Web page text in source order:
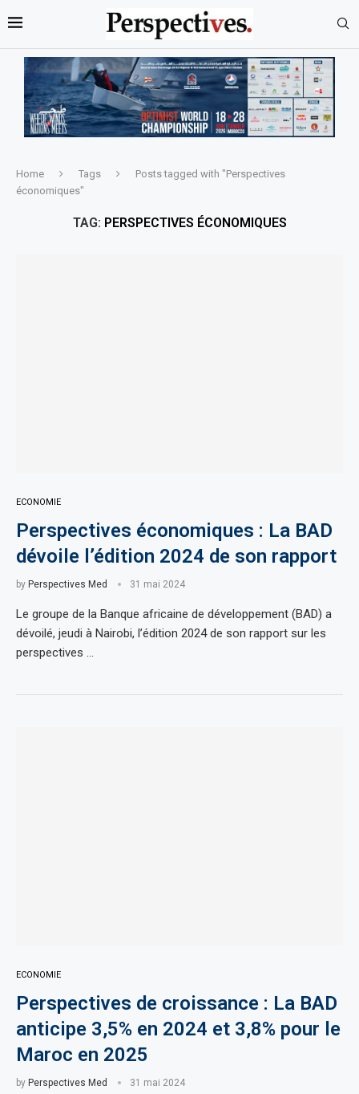
Home Tags
Posts tagged with "Perspectives
économiques"
TAG: PERSPECTIVES ÉCONOMIQUES
ECONOMIE
Perspectives économiques : La BAD
dévoile l’édition 2024 de son rapport
by Perspectives Med 31 mai 2024
Le groupe de la Banque africaine de développement (BAD) a
dévoilé, jeudi à Nairobi, l’édition 2024 de son rapport sur les
perspectives …
ECONOMIE
Perspectives de croissance : La BAD
anticipe 3,5% en 2024 et 3,8% pour le
Maroc en 2025
by Perspectives Med 31 mai 2024